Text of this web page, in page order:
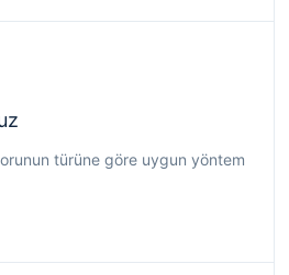
türüne göre uygun yöntem